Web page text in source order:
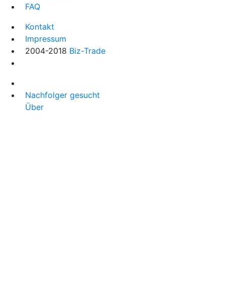
FAQ
Kontakt
Impressum
2004-2018 Biz-Trade
Nachfolger gesucht
Über